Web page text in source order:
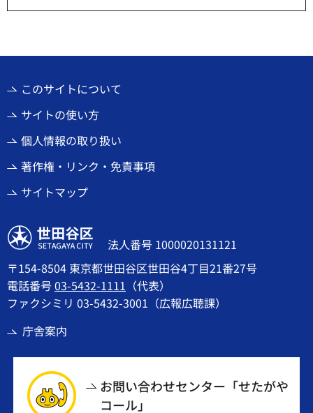
このサイトについて
サイトの使い方
個人情報の取り扱い
著作権・リンク・免責事項
サイトマップ
世田谷区
法人番号 1000020131121
〒154-8504 東京都世田谷区世田谷4丁目21番27号
電話番号03-5432-1111 （代表）
ファクシミリ 03-5432-3001（広報広聴課）
庁舎案内
お問い合わせセンター「せたがや
コール」